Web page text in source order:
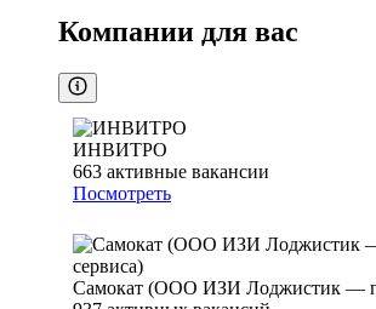
Компании для вас
ИНВИТРО
663 активные вакансии
Посмотреть
Самокат (ООО ИЗИ Лоджистик —